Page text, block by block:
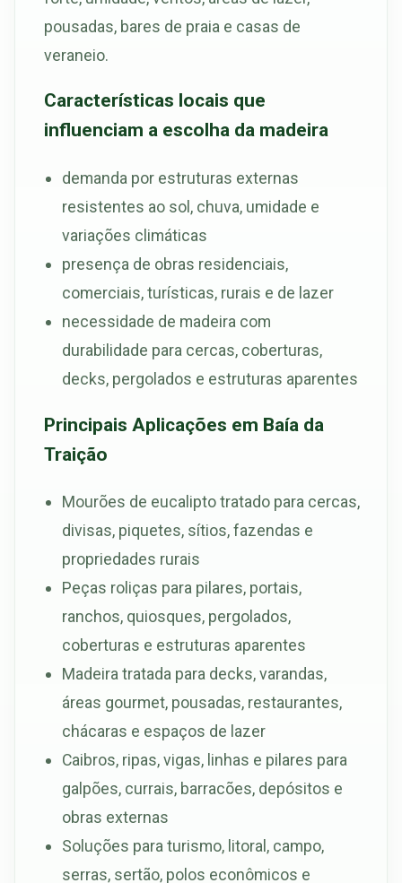
pousadas, bares de praia e casas de
veraneio.
Características locais que
influenciam a escolha da madeira
demanda por estruturas externas
resistentes ao sol, chuva, umidade e
variações climáticas
presença de obras residenciais,
comerciais, turísticas, rurais e de lazer
necessidade de madeira com
durabilidade para cercas, coberturas,
decks, pergolados e estruturas aparentes
Principais Aplicações em Baía da
Traição
Mourões de eucalipto tratado para cercas,
divisas, piquetes, sítios, fazendas e
propriedades rurais
Peças roliças para pilares, portais,
ranchos, quiosques, pergolados,
coberturas e estruturas aparentes
Madeira tratada para decks, varandas,
áreas gourmet, pousadas, restaurantes,
chácaras e espaços de lazer
Caibros, ripas, vigas, linhas e pilares para
galpões, currais, barracões, depósitos e
obras externas
Soluções para turismo, litoral, campo,
serras, sertão, polos econômicos e